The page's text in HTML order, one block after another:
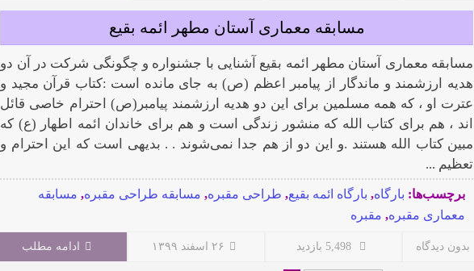
مسابقه معماری آستان مطهر ائمه بقیع
مسابقه معماری آستان مطهر ائمه بقیع آشنایی با جشنواره و چگونگی شرکت در آن دو
هدیه ارزشمند و ماندگار از پیامبر اعظم (ص) به جای مانده است :کتاب قرآن مجید و
عترت او ، که همه مسلمین برای این دو هدیه ارزشمند پیامبر(ص) احترام خاصی قائل
اند ، هم برای کتاب الله که منشور زندگی است و هم برای خاندان ائمه اطهار (ع) که
مبین کتاب الله هستند .و این دو از هم جدا نمی‌شوند . . بدیهی است که این احترام و
تعظیم ...
برچسب‌ها: بارگاه, بارگاه ائمه بقیع, طراحی مقبره, مسابقه طراحی مقبره, مسابقه
معماری مقبره, مقبره
بدون دیدگاه 5,498 بازدید ۲۶ اسفند ۱۳۹۹ ادامه مطلب